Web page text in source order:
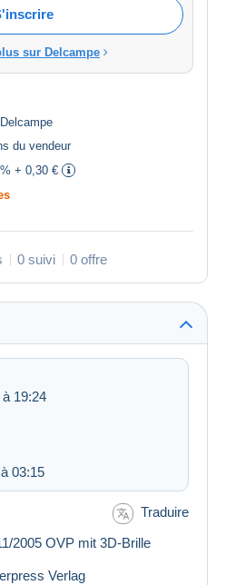
sur Delcampe
du vendeur
+ 0,30 €
0 suivi 0 offre
19:24
03:15
Traduire
2005 OVP mit 3D-Brille
Verlag